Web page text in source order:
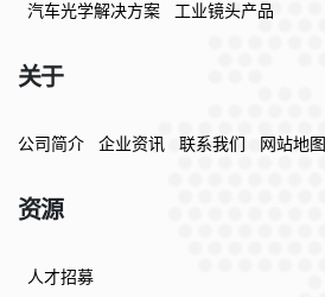
汽车光学解决方案
工业镜头产品
关于
公司简介 企业资讯 联系我们 网站地图
资源
人才招募